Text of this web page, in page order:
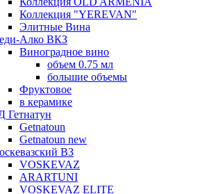
Коллекция "YEREVAN"
Элитные Вина
Алко ВКЗ
Виноградное вино
объем 0.75 мл
большие объемы
Фруктовое
в керамике
Гетнатун
Getnatoun
Getnatoun new
ВЗ
VOSKEVAZ
ARARTUNI
VOSKEVAZ ELITE